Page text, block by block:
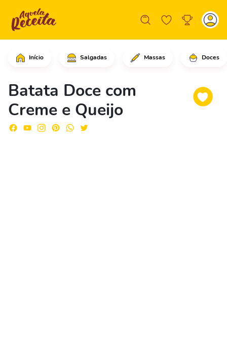
Início Salgadas Massas Doces
Batata Doce com
Creme e Queijo
Comece cortando as batatas doce